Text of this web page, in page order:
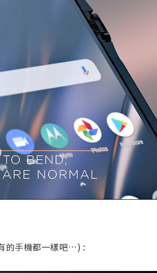
的手機都一樣吧…) :